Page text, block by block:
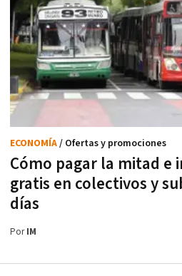
Cómo pagar la mitad e
gratis en colectivos y
días
ECONOMÍA/ Ofertas y promociones
PorIM